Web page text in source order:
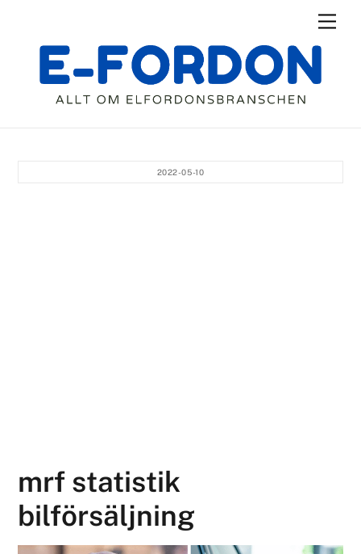
content
2022-05-10
mrf statistik
bilförsäljning